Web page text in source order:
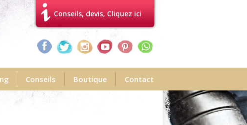
Conseils, devis, Cliquez ici
Conseils Boutique Contact